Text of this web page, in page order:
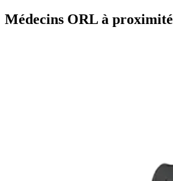
Médecins ORL à proximité